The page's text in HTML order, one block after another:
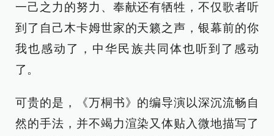
一己之力的努力、奉献还有牺牲，不仅歌者听
到了自己木卡姆世家的天籁之声，银幕前的你
我也感动了，中华民族共同体也听到了感动
了。
可贵的是，《万桐书》的编导演以深沉流畅自
然的手法，并不竭力渲染又体贴入微地描写了